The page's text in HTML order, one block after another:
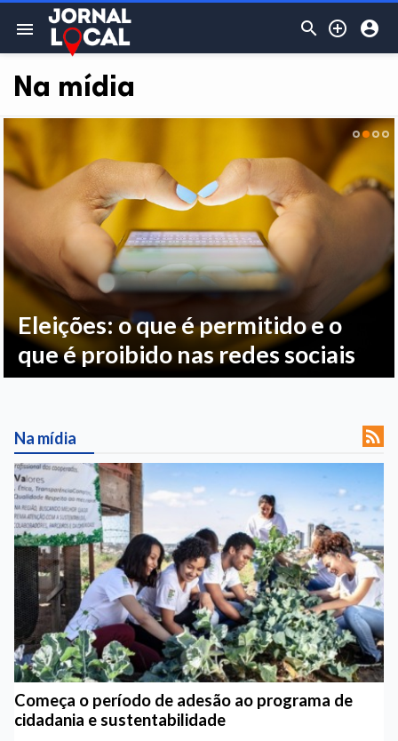
menu   
Na mídia
Eleições: o que é permitido e o
que é proibido nas redes sociais
Na mídia 
Começa o período de adesão ao programa de
cidadania e sustentabilidade